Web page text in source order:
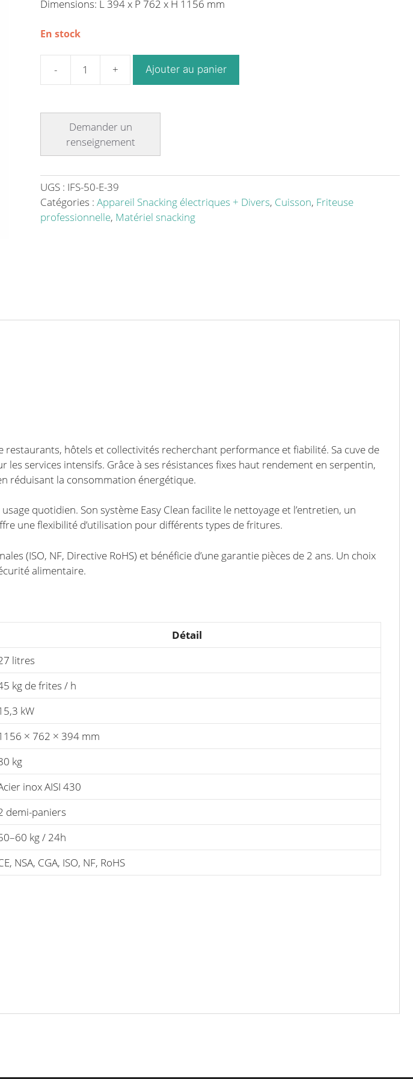
Dimensions: L 394 x P 762 x H 1156 mm
En stock
électrique
capacité
27
litres
-
Ajouter au panier
UGS : IFS-50-E-39
Catégories : Appareil Snacking électriques + Divers, Cuisson, Friteuse
professionnelle, Matériel snacking
hôtels et collectivités recherchant performance et fiabilité. Sa cuve de
services intensifs. Grâce à ses résistances fixes haut rendement en serpentin,
réduisant la consommation énergétique.
quotidien. Son système Easy Clean facilite le nettoyage et l’entretien, un
une flexibilité d’utilisation pour différents types de fritures.
(ISO, NF, Directive RoHS) et bénéficie d’une garantie pièces de 2 ans. Un choix
alimentaire.
Détail
litres
kg de frites / h
kW
× 762 × 394 mm
kg
inox AISI 430
demi-paniers
kg / 24h
NSA, CGA, ISO, NF, RoHS